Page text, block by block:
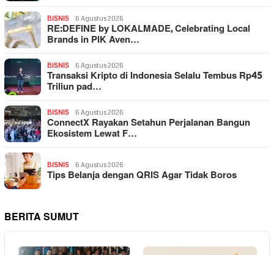
BISNIS 6 Agustus 2026
RE:DEFINE by LOKALMADE, Celebrating Local
Brands in PIK Aven…
BISNIS 6 Agustus 2026
Transaksi Kripto di Indonesia Selalu Tembus Rp45
Triliun pad…
BISNIS 6 Agustus 2026
ConnectX Rayakan Setahun Perjalanan Bangun
Ekosistem Lewat F…
BISNIS 6 Agustus 2026
Tips Belanja dengan QRIS Agar Tidak Boros
BERITA SUMUT